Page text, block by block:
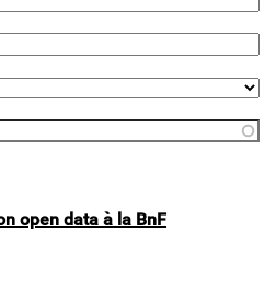
open data à la BnF